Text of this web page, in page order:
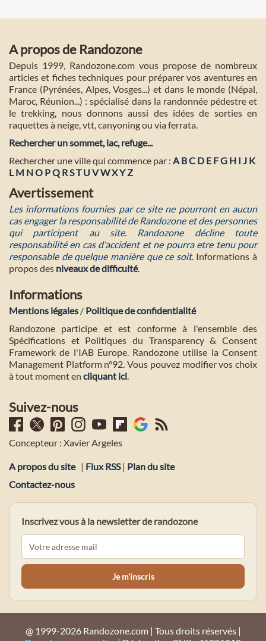
A propos de Randozone
Depuis 1999, Randozone.com vous propose de nombreux
articles et fiches techniques pour préparer vos aventures en
France (Pyrénées, Alpes, Vosges...) et dans le monde (Népal,
Maroc, Réunion...) : spécialisé dans la randonnée pédestre et
le trekking, nous donnons aussi des idées de sorties en
raquettes à neige, vtt, canyoning ou via ferrata.
Rechercher un sommet, lac, refuge...
Rechercher une ville qui commence par : A BC D E FG H I J K
L M NO PQ RST U VWXYZ
Avertissement
Les informations fournies par ce site ne pourront en aucun
cas engager la responsabilité de Randozone et des personnes
qui participent au site. Randozone décline toute
responsabilité en cas d'accident et ne pourra etre tenu pour
responsable de quelque manière que ce soit. Informations à
propos des niveaux de difficulté.
Informations
Mentions légales / Politique de confidentialité
Randozone participe et est conforme à l'ensemble des
Spécifications et Politiques du Transparency & Consent
Framework de l'IAB Europe. Randozone utilise la Consent
Management Platform n°92. Vous pouvez modifier vos choix
à tout moment en cliquant ici.
Suivez-nous
Concepteur : Xavier Argeles
A propos du site | Flux RSS| Plan du site
Contactez-nous
Inscrivez vous à la newsletter de randozone
@ 1999-2026 Randozone.com | Tous droits réservés |